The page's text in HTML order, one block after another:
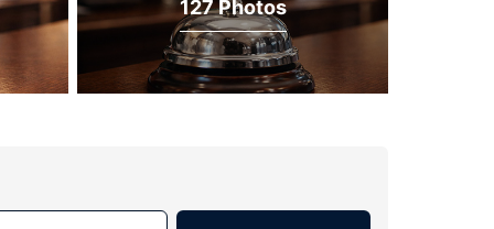
127 Photos